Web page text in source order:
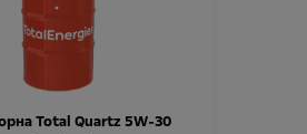
Total Quartz 5W-30